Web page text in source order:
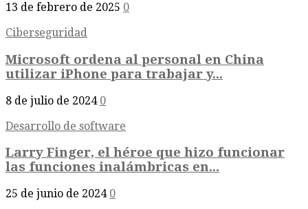
13 de febrero de 2025 0
Ciberseguridad
Microsoft ordena al personal en China
utilizar iPhone para trabajar y...
8 de julio de 2024 0
Desarrollo de software
Larry Finger, el héroe que hizo funcionar
las funciones inalámbricas en...
25 de junio de 2024 0